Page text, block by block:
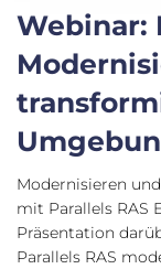
Webinar:
Modernisieren
mit Parallels RAS
Präsentation
Parallels RAS